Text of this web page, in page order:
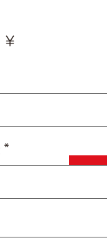
¥價
*